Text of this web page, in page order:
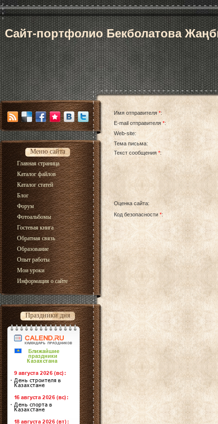
Сайт-портфолио Бекболатова
Меню сайта
Главная страница
Каталог файлов
Каталог статей
Блог
Форум
Фотоальбомы
Гостевая книга
Обратная связь
Образование
Опыт работы
Мои уроки
Информация о сайте
Праздники дня
Имя отправителя*:
E-mail отправителя *:
Web-site:
Тема письма:
Текст сообщения *:
Оценка сайта:
Код безопасности *: